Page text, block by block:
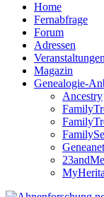
Home
Fernabfrage
Forum
Adressen
Veranstaltungen
Magazin
Genealogie-
Ancestry
Geneanet
23andMe